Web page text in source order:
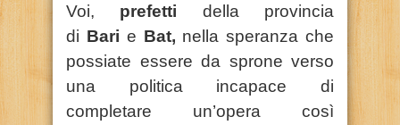
Voi, prefetti della provincia
di Bari e Bat, nella speranza che
possiate essere da sprone verso
una politica incapace di
completare un’opera così